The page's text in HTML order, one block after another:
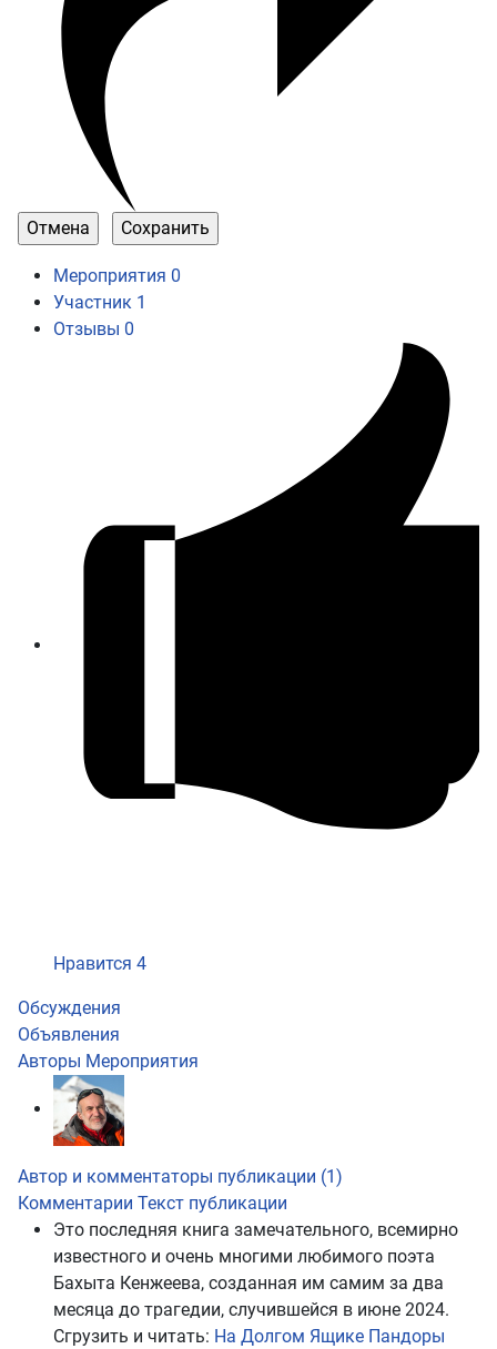
Мероприятия 0
Участник 1
Отзывы 0
Нравится 4
Обсуждения
Объявления
Авторы Мероприятия
Автор и комментаторы публикации (1)
Комментарии Текст публикации
Это последняя книга замечательного, всемирно
известного и очень многими любимого поэта
Бахыта Кенжеева, созданная им самим за два
месяца до трагедии, случившейся в июне 2024.
Сгрузить и читать: На Долгом Ящике Пандоры